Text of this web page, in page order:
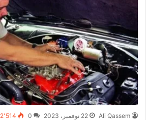
Ali Qassem 22 نوفمبر، 2023 0 2٬514